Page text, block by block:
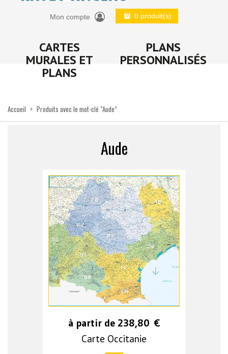
Mon compte 0 produit(s)
CARTES
MURALES ET
PLANS
PLANS
PERSONNALISÉS
Accueil > Produits avec le mot-clé “Aude”
Aude
à partir de 238,80 €
Carte Occitanie